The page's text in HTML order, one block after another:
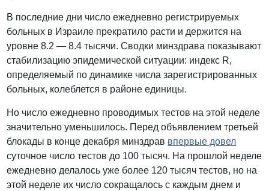
В последние дни число ежедневно регистрируемых
больных в Израиле прекратило расти и держится на
уровне 8.2 — 8.4 тысячи. Сводки минздрава показывают
стабилизацию эпидемической ситуации: индекс R,
определяемый по динамике числа зарегистрированных
больных, колеблется в районе единицы.
Но число ежедневно проводимых тестов на этой неделе
значительно уменьшилось. Перед объявлением третьей
блокады в конце декабря минздрав впервые довел
суточное число тестов до 100 тысяч. На прошлой неделе
ежедневно делалось уже более 120 тысяч тестов, но на
этой неделе их число сокращалось с каждым днем и